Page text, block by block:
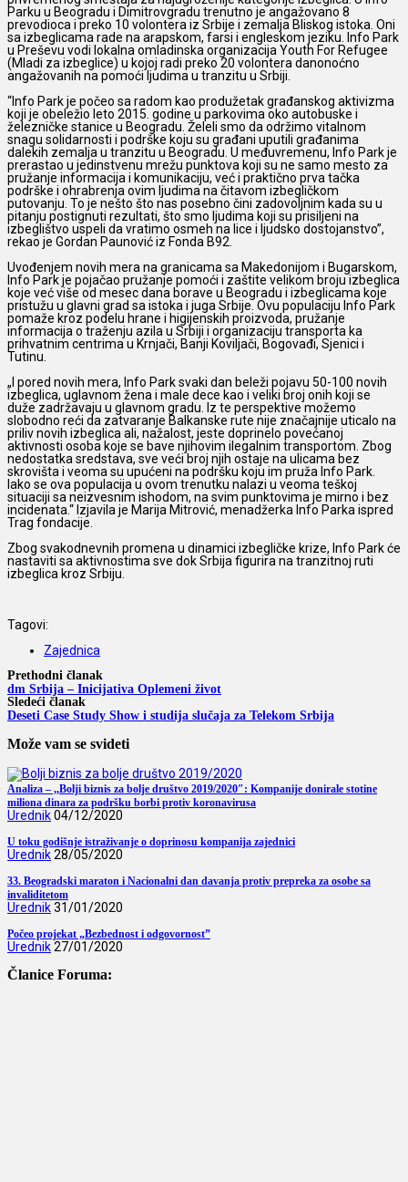
Parku u Beogradu i Dimitrovgradu trenutno je angažovano 8
prevodioca i preko 10 volontera iz Srbije i zemalja Bliskog istoka. Oni
sa izbeglicama rade na arapskom, farsi i engleskom jeziku. Info Park
u Preševu vodi lokalna omladinska organizacija Youth For Refugee
(Mladi za izbeglice) u kojoj radi preko 20 volontera danonoćno
angažovanih na pomoći ljudima u tranzitu u Srbiji.
“Info Park je počeo sa radom kao produžetak građanskog aktivizma
koji je obeležio leto 2015. godine u parkovima oko autobuske i
železničke stanice u Beogradu. Želeli smo da održimo vitalnom
snagu solidarnosti i podrške koju su građani uputili građanima
dalekih zemalja u tranzitu u Beogradu. U međuvremenu, Info Park je
prerastao u jedinstvenu mrežu punktova koji su ne samo mesto za
pružanje informacija i komunikaciju, već i praktično prva tačka
podrške i ohrabrenja ovim ljudima na čitavom izbegličkom
putovanju. To je nešto što nas posebno čini zadovoljnim kada su u
pitanju postignuti rezultati, što smo ljudima koji su prisiljeni na
izbeglištvo uspeli da vratimo osmeh na lice i ljudsko dostojanstvo”,
rekao je Gordan Paunović iz Fonda B92.
Uvođenjem novih mera na granicama sa Makedonijom i Bugarskom,
Info Park je pojačao pružanje pomoći i zaštite velikom broju izbeglica
koje već više od mesec dana borave u Beogradu i izbeglicama koje
pristužu u glavni grad sa istoka i juga Srbije. Ovu populaciju Info Park
pomaže kroz podelu hrane i higijenskih proizvoda, pružanje
informacija o traženju azila u Srbiji i organizaciju transporta ka
prihvatnim centrima u Krnjači, Banji Koviljači, Bogovađi, Sjenici i
Tutinu.
„I pored novih mera, Info Park svaki dan beleži pojavu 50-100 novih
izbeglica, uglavnom žena i male dece kao i veliki broj onih koji se
duže zadržavaju u glavnom gradu. Iz te perspektive možemo
slobodno reći da zatvaranje Balkanske rute nije značajnije uticalo na
priliv novih izbeglica ali, nažalost, jeste doprinelo povećanoj
aktivnosti osoba koje se bave njihovim ilegalnim transportom. Zbog
nedostatka sredstava, sve veći broj njih ostaje na ulicama bez
skrovišta i veoma su upućeni na podršku koju im pruža Info Park.
Iako se ova populacija u ovom trenutku nalazi u veoma teškoj
situaciji sa neizvesnim ishodom, na svim punktovima je mirno i bez
incidenata.“ Izjavila je Marija Mitrović, menadžerka Info Parka ispred
Trag fondacije.
Zbog svakodnevnih promena u dinamici izbegličke krize, Info Park će
nastaviti sa aktivnostima sve dok Srbija figurira na tranzitnoj ruti
izbeglica kroz Srbiju.
Tagovi:
Zajednica
Prethodni članak
dm Srbija – Inicijativa Oplemeni život
Sledeći članak
Deseti Case Study Show i studija slučaja za Telekom Srbija
Može vam se svideti
Analiza – ,,Bolji biznis za bolje društvo 2019/2020″: Kompanije donirale stotine
miliona dinara za podršku borbi protiv koronavirusa
Urednik04/12/2020
U toku godišnje istraživanje o doprinosu kompanija zajednici
Urednik28/05/2020
33. Beogradski maraton i Nacionalni dan davanja protiv prepreka za osobe sa
invaliditetom
Urednik31/01/2020
Počeo projekat „Bezbednost i odgovornost”
Urednik27/01/2020
Članice Foruma: